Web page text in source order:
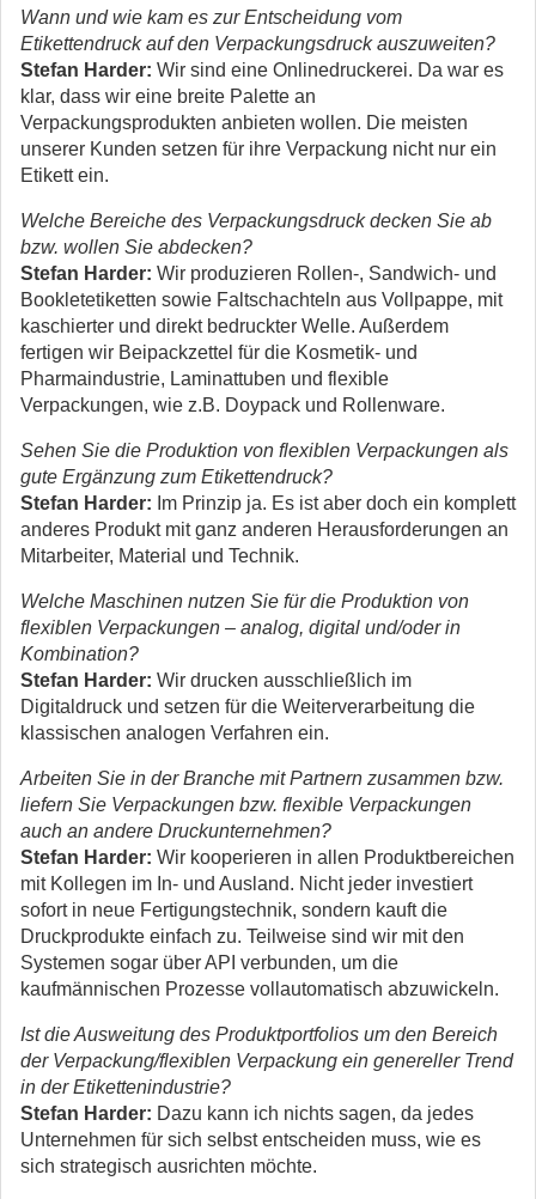
Wann und wie kam es zur Entscheidung vom
Etikettendruck auf den Verpackungsdruck auszuweiten?
Stefan Harder: Wir sind eine Onlinedruckerei. Da war es
klar, dass wir eine breite Palette an
Verpackungsprodukten anbieten wollen. Die meisten
unserer Kunden setzen für ihre Verpackung nicht nur ein
Etikett ein.
Welche Bereiche des Verpackungsdruck decken Sie ab
bzw. wollen Sie abdecken?
Stefan Harder: Wir produzieren Rollen-, Sandwich- und
Bookletetiketten sowie Faltschachteln aus Vollpappe, mit
kaschierter und direkt bedruckter Welle. Außerdem
fertigen wir Beipackzettel für die Kosmetik- und
Pharmaindustrie, Laminattuben und flexible
Verpackungen, wie z.B. Doypack und Rollenware.
Sehen Sie die Produktion von flexiblen Verpackungen als
gute Ergänzung zum Etikettendruck?
Stefan Harder: Im Prinzip ja. Es ist aber doch ein komplett
anderes Produkt mit ganz anderen Herausforderungen an
Mitarbeiter, Material und Technik.
Welche Maschinen nutzen Sie für die Produktion von
flexiblen Verpackungen – analog, digital und/oder in
Kombination?
Stefan Harder: Wir drucken ausschließlich im
Digitaldruck und setzen für die Weiterverarbeitung die
klassischen analogen Verfahren ein.
Arbeiten Sie in der Branche mit Partnern zusammen bzw.
liefern Sie Verpackungen bzw. flexible Verpackungen
auch an andere Druckunternehmen?
Stefan Harder: Wir kooperieren in allen Produktbereichen
mit Kollegen im In- und Ausland. Nicht jeder investiert
sofort in neue Fertigungstechnik, sondern kauft die
Druckprodukte einfach zu. Teilweise sind wir mit den
Systemen sogar über API verbunden, um die
kaufmännischen Prozesse vollautomatisch abzuwickeln.
Ist die Ausweitung des Produktportfolios um den Bereich
der Verpackung/flexiblen Verpackung ein genereller Trend
in der Etikettenindustrie?
Stefan Harder: Dazu kann ich nichts sagen, da jedes
Unternehmen für sich selbst entscheiden muss, wie es
sich strategisch ausrichten möchte.